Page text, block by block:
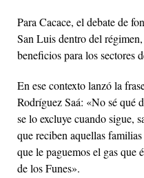
Para Cacace, el debate de
San Luis dentro del
beneficios para los sectores
En ese contexto lanzó la
Rodríguez Saá: «No sé qué
se lo excluye cuando sigue,
que reciben aquellas
que le paguemos el gas que
de los Funes».